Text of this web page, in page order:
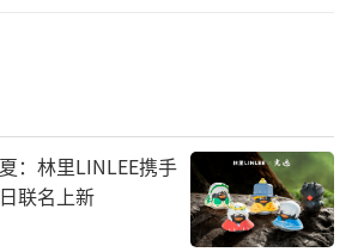
：林里LINLEE携手
联名上新